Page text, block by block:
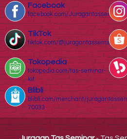
Facebook
facebook.com/
TikTok
tiktok.com/
Tokopedia
tokopedia.com/tas-seminar-
kit
Blibli
blibli.com/merchant/
70033